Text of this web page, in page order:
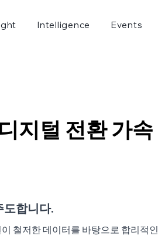
Intelligence Events
지털 전환 가속
도합니다.
철저한 데이터를 바탕으로 합리적인